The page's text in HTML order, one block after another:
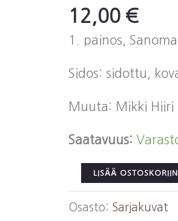
12,00 €
1. painos,
Sidos: sidottu,
Muuta: Mikki Hiiri
Saatavuus:
Mikin
parhaat
määrä
LISÄÄ OSTOSKORIIN
Osasto: Sarjakuvat